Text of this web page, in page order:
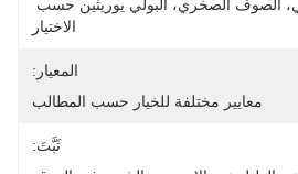
الاختيار
المعيار:
معايير مختلفة للخيار حسب المطالب
ثَبَّتَ: